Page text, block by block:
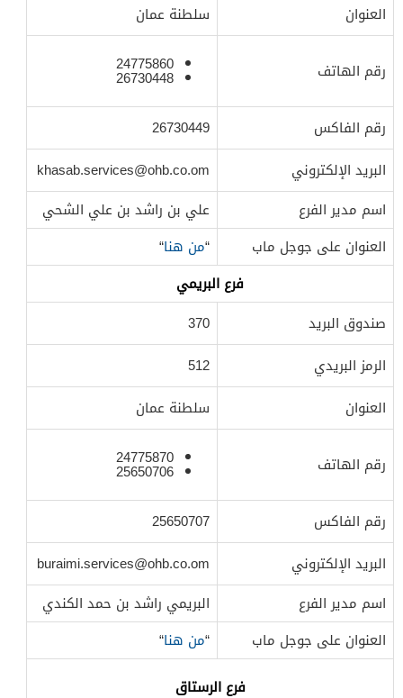
العنوان
سلطنة عمان
رقم الهاتف 24775860
26730448
رقم الفاكس
26730449
البريد الإلكتروني
khasab.services@ohb.co.om
اسم مدير الفرع
علي بن راشد بن علي الشحي
العنوان على جوجل ماب
“من هنا“
فرع البريمي
صندوق البريد
370
الرمز البريدي
512
العنوان
سلطنة عمان
رقم الهاتف 24775870
25650706
رقم الفاكس
25650707
البريد الإلكتروني
buraimi.services@ohb.co.om
اسم مدير الفرع
البريمي راشد بن حمد الكندي
العنوان على جوجل ماب
“من هنا“
فرع الرستاق